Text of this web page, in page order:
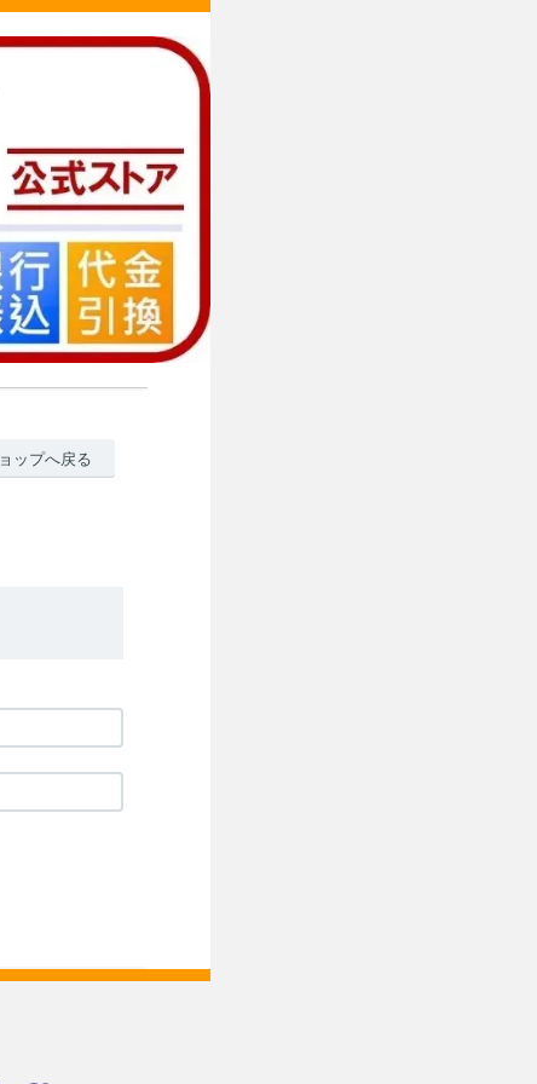
ップへ戻る